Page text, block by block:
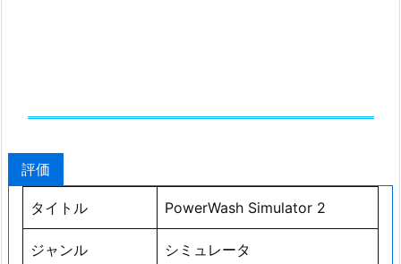
評価
タイトル PowerWash Simulator 2
ジャンル シミュレータ